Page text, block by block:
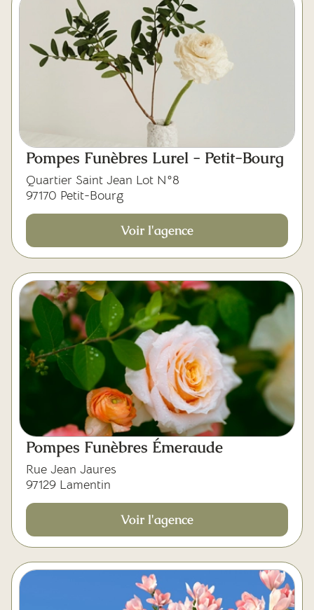
Pompes Funèbres Lurel - Petit-Bourg
Quartier Saint Jean Lot N°8
97170 Petit-Bourg
Voir l'agence
Pompes Funèbres Émeraude
Rue Jean Jaures
97129 Lamentin
Voir l'agence